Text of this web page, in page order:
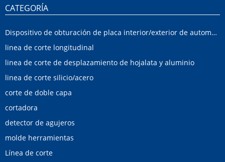
CATEGORÍA
Dispositivo de obturación de placa interior/exterior de automóvil
linea de corte longitudinal
linea de corte de desplazamiento de hojalata y aluminio
linea de corte silicio/acero
corte de doble capa
cortadora
detector de agujeros
molde herramientas
Línea de corte